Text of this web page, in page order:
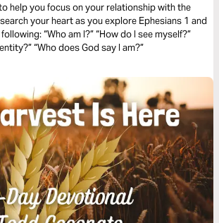
help you focus on your relationship with the
your heart as you explore Ephesians 1 and
“Who am I?” “How do I see myself?”
“Who does God say I am?”